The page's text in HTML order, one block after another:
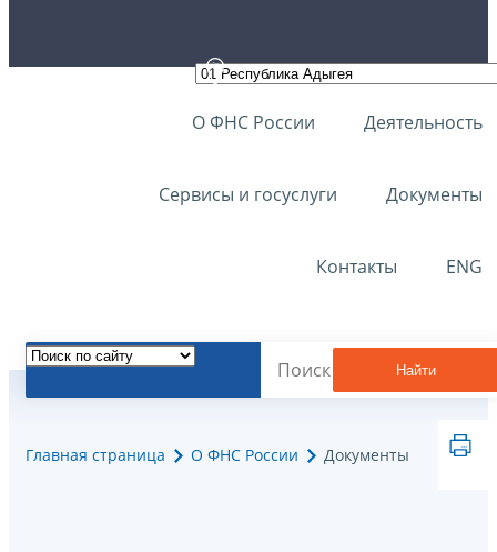
О ФНС России Деятельность
Сервисы и госуслуги Документы
Контакты ENG
Найти
Главная страница О ФНС России Документы